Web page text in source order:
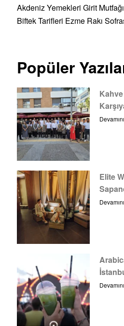
Akdeniz Yemekleri Girit Mutfağı
Biftek Tarifleri Ezme Rakı
Popüler
Elite